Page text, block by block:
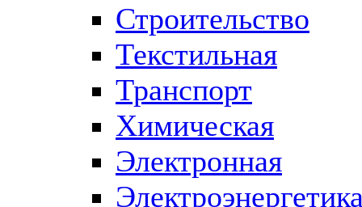
Строительство
Текстильная
Транспорт
Химическая
Электронная